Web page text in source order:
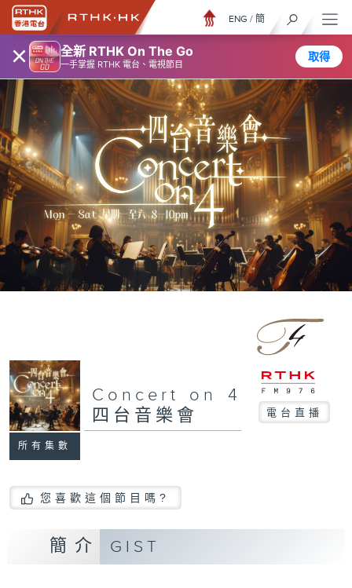
× 全新 RTHK On The Go
一手掌握 RTHK 電台、電視節目
取得
ENG / 簡
所有集數
Concert on 4
四台音樂會
電台直播
您喜歡這個節目嗎?
簡介 GIST